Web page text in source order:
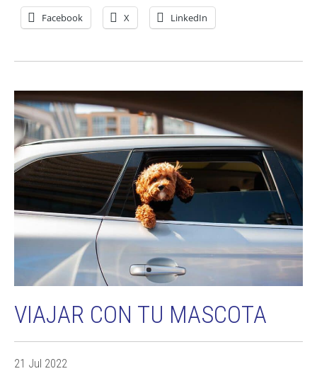
Facebook X LinkedIn
VIAJAR CON TU MASCOTA
21 Jul 2022